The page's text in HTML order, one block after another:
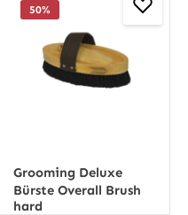
50%
Grooming Deluxe
Bürste Overall Brush
hard